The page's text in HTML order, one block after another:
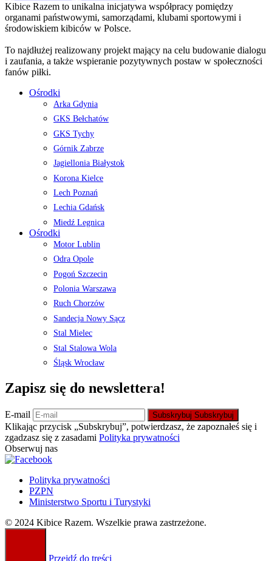
Kibice Razem to unikalna inicjatywa współpracy pomiędzy
organami państwowymi, samorządami, klubami sportowymi i
środowiskiem kibiców w Polsce.
To najdłużej realizowany projekt mający na celu budowanie dialogu
i zaufania, a także wspieranie pozytywnych postaw w społeczności
fanów piłki.
Ośrodki
Arka Gdynia
GKS Bełchatów
GKS Tychy
Górnik Zabrze
Jagiellonia Białystok
Korona Kielce
Lech Poznań
Lechia Gdańsk
Miedź Legnica
Ośrodki
Motor Lublin
Odra Opole
Pogoń Szczecin
Polonia Warszawa
Ruch Chorzów
Sandecja Nowy Sącz
Stal Mielec
Stal Stalowa Wola
Śląsk Wrocław
Zapisz się do newslettera!
E-mail Subskrybuj Subskrybuj
Klikając przycisk „Subskrybuj”, potwierdzasz, że zapoznałeś się i
zgadzasz się z zasadami Polityka prywatności
Obserwuj nas
Polityka prywatności
PZPN
Ministerstwo Sportu i Turystyki
© 2024 Kibice Razem. Wszelkie prawa zastrzeżone.
Przejdź do treści